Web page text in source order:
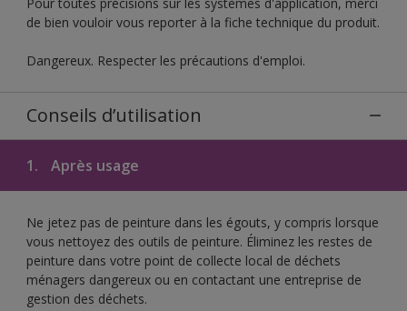
de bien vouloir vous reporter à la fiche technique du produit.
Dangereux. Respecter les précautions d'emploi.
Conseils d’utilisation
1. Après usage
Ne jetez pas de peinture dans les égouts, y compris lorsque
vous nettoyez des outils de peinture. Éliminez les restes de
peinture dans votre point de collecte local de déchets
ménagers dangereux ou en contactant une entreprise de
gestion des déchets.